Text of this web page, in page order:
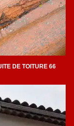
DE TOITURE 66